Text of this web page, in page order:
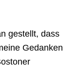
gestellt, dass
Gedanken